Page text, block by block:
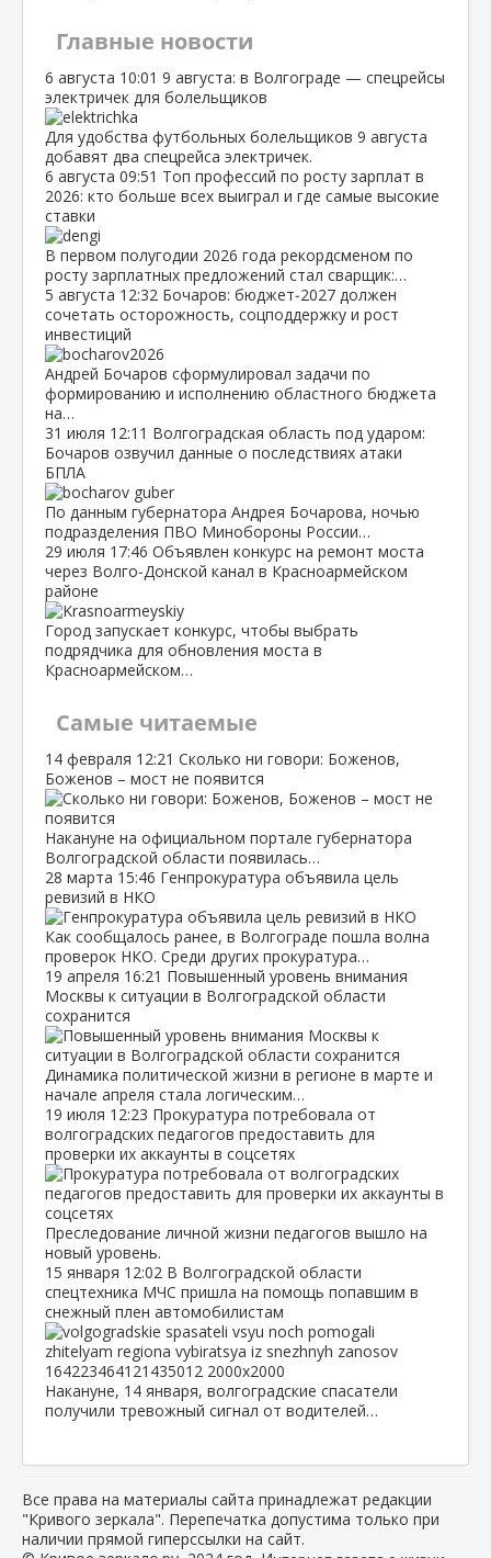
Главные новости
6 августа 10:01 9 августа: в Волгограде — спецрейсы
электричек для болельщиков
Для удобства футбольных болельщиков 9 августа
добавят два спецрейса электричек.
6 августа 09:51 Топ профессий по росту зарплат в
2026: кто больше всех выиграл и где самые высокие
ставки
В первом полугодии 2026 года рекордсменом по
росту зарплатных предложений стал сварщик:…
5 августа 12:32 Бочаров: бюджет‑2027 должен
сочетать осторожность, соцподдержку и рост
инвестиций
Андрей Бочаров сформулировал задачи по
формированию и исполнению областного бюджета
на…
31 июля 12:11 Волгоградская область под ударом:
Бочаров озвучил данные о последствиях атаки
БПЛА
По данным губернатора Андрея Бочарова, ночью
подразделения ПВО Минобороны России…
29 июля 17:46 Объявлен конкурс на ремонт моста
через Волго‑Донской канал в Красноармейском
районе
Город запускает конкурс, чтобы выбрать
подрядчика для обновления моста в
Красноармейском…
Самые читаемые
14 февраля 12:21 Сколько ни говори: Боженов,
Боженов – мост не появится
Накануне на официальном портале губернатора
Волгоградской области появилась…
28 марта 15:46 Генпрокуратура объявила цель
ревизий в НКО
Как сообщалось ранее, в Волгограде пошла волна
проверок НКО. Среди других прокуратура…
19 апреля 16:21 Повышенный уровень внимания
Москвы к ситуации в Волгоградской области
сохранится
Динамика политической жизни в регионе в марте и
начале апреля стала логическим…
19 июля 12:23 Прокуратура потребовала от
волгоградских педагогов предоставить для
проверки их аккаунты в соцсетях
Преследование личной жизни педагогов вышло на
новый уровень.
15 января 12:02 В Волгоградской области
спецтехника МЧС пришла на помощь попавшим в
снежный плен автомобилистам
Накануне, 14 января, волгоградские спасатели
получили тревожный сигнал от водителей…
Все права на материалы сайта принадлежат редакции
"Кривого зеркала". Перепечатка допустима только при
наличии прямой гиперссылки на сайт.